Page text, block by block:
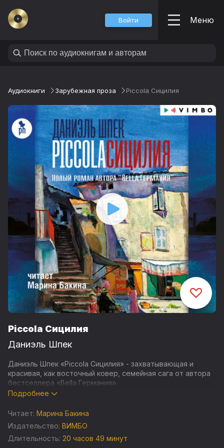
Войти Меню
Аудиокниги Зарубежная проза Piccola Сицилия
Piccola Сицилия
Даниэль Шпек
Даниэль Шпек «Piccola Сицилия» - захватывающая и
красивая, как восточный ковер, семейная сага от автора
бестселлера «Bella Германия».
искатели сокровищ, пытаются поднять со дна моря
старый самолет. Немецкий историк Нина находит в
списке пассажиров своего деда Морица, который
считался пропавшим во время Второй мировой. Это
Подробнее
Читает: Марина Бакина
Издательство: ВИМБО
Длительность: 20 часов 49 минут